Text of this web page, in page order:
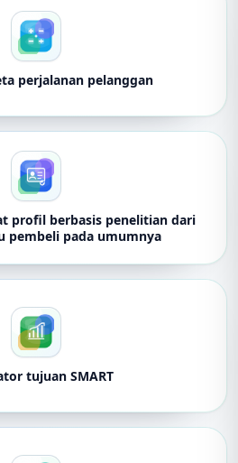
perjalanan pelanggan
profil berbasis penelitian dari
pembeli pada umumnya
tujuan SMART